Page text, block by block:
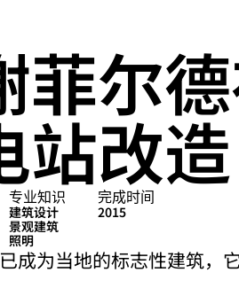
尔
改造
专业知识
建筑设计
景观建筑
照明
完成时间
2015
成为当地的标志性建筑